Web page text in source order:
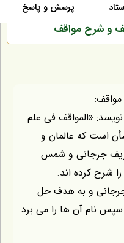
پرسش و پاسخ
و شرح مواقف
«المواقف فى علم
است كه عالمان و
جرجانى و شمس
شرح كرده اند.
و به هدف حل
مشكلات آن، نوشته شده است».۱ سپس نام آن ها را مى برد